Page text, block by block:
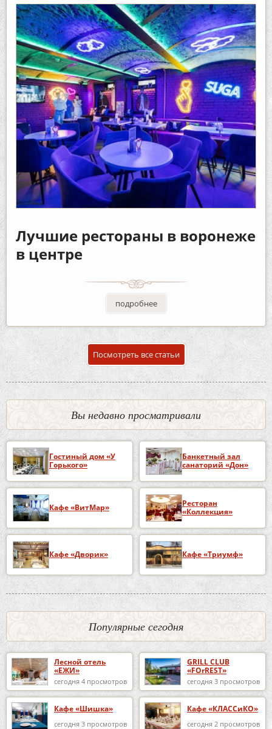
Лучшие рестораны в воронеже
в центре
подробнее
Посмотреть все статьи
Вы недавно просматривали
Гостиный дом «У
Горького»
Банкетный зал
санаторий «Дон»
Кафе «ВитМар»
Ресторан
«Коллекция»
Кафе «Дворик» Кафе «Триумф»
Популярные сегодня
Лесной отель
«ЕЖИ»
сегодня 4 просмотров
GRILL CLUB
«FOrREST»
сегодня 3 просмотров
Кафе «Шишка»
сегодня 3 просмотров
Кафе «КЛАССиКО»
сегодня 2 просмотров